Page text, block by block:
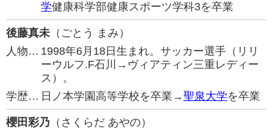
学健康科学部健康スポーツ学科3を卒業
後藤真未 （ごとう まみ）
人物… 1998年6月18日生まれ。サッカー選手（リリ
ーウルフ.F石川→ヴィアティン三重レディー
ス）。
学歴… 日ノ本学園高等学校を卒業→聖泉大学を卒業
櫻田彩乃 （さくらだ あやの）